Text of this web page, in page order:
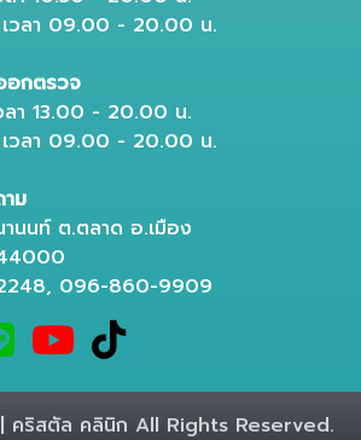
เวลา 09.00 - 20.00 น.
อกตรวจ
ลา 13.00 - 20.00 น.
เวลา 09.00 - 20.00 น.
ม
นนท์ ต.ตลาด อ.เมือง
096-860-9909
ริสตัล คลินิก All Rights Reserved.